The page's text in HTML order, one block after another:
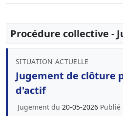
Procédure collective -
SITUATION ACTUELLE
Jugement de clôture
d'actif
Jugement du 20-05-2026 Publié